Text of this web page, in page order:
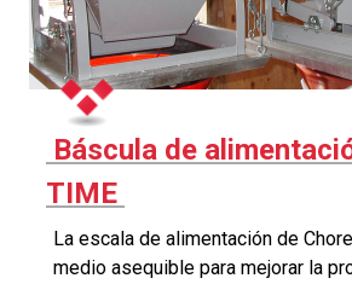
Báscula de
TIME
La escala de alimentación de
medio asequible para mejorar la